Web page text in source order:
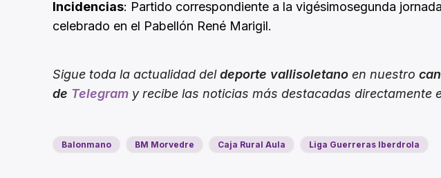
Incidencias: Partido correspondiente a la vigésimosegunda
celebrado en el Pabellón René Marigil.
Sigue toda la actualidad deldeporte vallisoletano en nuestro
de Telegram y recibe las noticias más destacadas directamente
Balonmano BM Morvedre Caja Rural Aula Liga Guerreras Iberdrola